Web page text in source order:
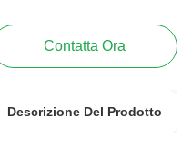
Contatta Ora
Descrizione Del Prodotto